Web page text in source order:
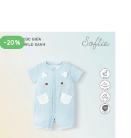
-20%